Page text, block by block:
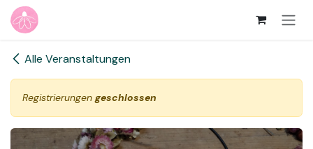
Zum Inhalt springen
Alle Veranstaltungen
Registrierungen geschlossen